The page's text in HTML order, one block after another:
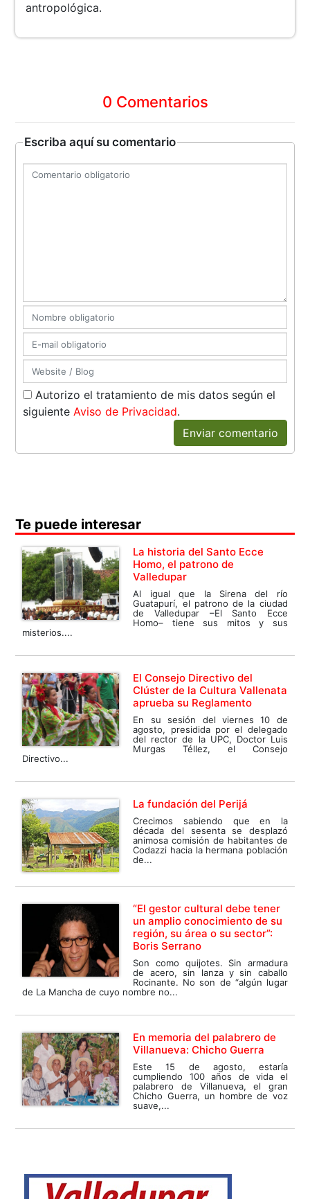
antropológica.
0 Comentarios
Escriba aquí su comentario
Autorizo el tratamiento de mis datos según el
siguienteAviso de Privacidad.
Enviar comentario
Te puede interesar
La historia del Santo Ecce
Homo, el patrono de
Valledupar
Al igual que la Sirena del río
Guatapurí, el patrono de la ciudad
de Valledupar –El Santo Ecce
Homo– tiene sus mitos y sus
misterios....
El Consejo Directivo del
Clúster de la Cultura Vallenata
aprueba su Reglamento
En su sesión del viernes 10 de
agosto, presidida por el delegado
del rector de la UPC, Doctor Luis
Murgas Téllez, el Consejo
Directivo...
La fundación del Perijá
Crecimos sabiendo que en la
década del sesenta se desplazó
animosa comisión de habitantes de
Codazzi hacia la hermana población
de...
“El gestor cultural debe tener
un amplio conocimiento de su
región, su área o su sector”:
Boris Serrano
Son como quijotes. Sin armadura
de acero, sin lanza y sin caballo
Rocinante. No son de “algún lugar
de La Mancha de cuyo nombre no...
En memoria del palabrero de
Villanueva: Chicho Guerra
Este 15 de agosto, estaría
cumpliendo 100 años de vida el
palabrero de Villanueva, el gran
Chicho Guerra, un hombre de voz
suave,...